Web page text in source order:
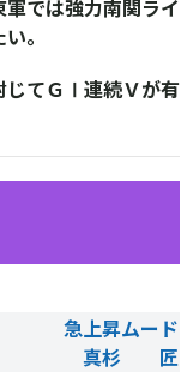
では強力南関ライ
。
じてＧⅠ連続Ｖが有
急上昇ムード
真杉 匠